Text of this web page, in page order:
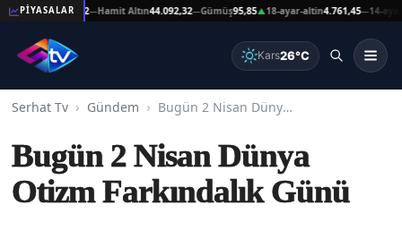
PİYASALAR
44.092,32—Hamit Altın44.092,32—Gümüş95,85▲18-ayar-altin4.761,45—14-ayar-altin
Kars26°C
Serhat Tv Gündem Bugün 2 Nisan Dünya Otizm Farkındalık Günü
Bugün 2 Nisan Dünya
Otizm Farkındalık Günü